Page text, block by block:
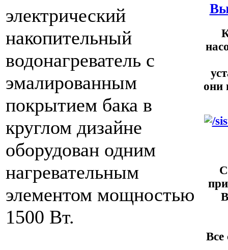
электрический
накопительный
водонагреватель с
эмалированным
покрытием бака в
круглом дизайне
оборудован одним
нагревательным
элементом мощностью
1500 Вт.
они
Все